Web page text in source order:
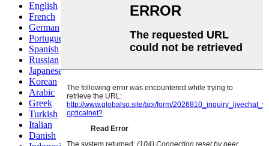
English
French
German
Portuguese
Spanish
Russian
Japanese
Korean
Arabic
Greek
Turkish
Italian
Danish